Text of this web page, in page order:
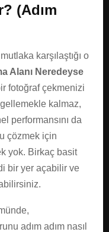
(Adım
karşılaştığı o
Alanı Neredeyse
fotoğraf çekmenizi
kalmaz,
performansını da
çözmek için
yok. Birkaç basit
bir yer açabilir ve
adım adım nasıl